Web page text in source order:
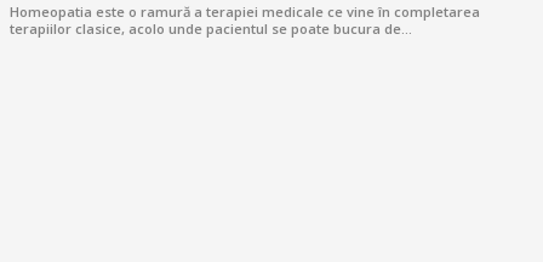
Homeopatia este o ramură a terapiei medicale ce vine în completarea
terapiilor clasice, acolo unde pacientul se poate bucura de…